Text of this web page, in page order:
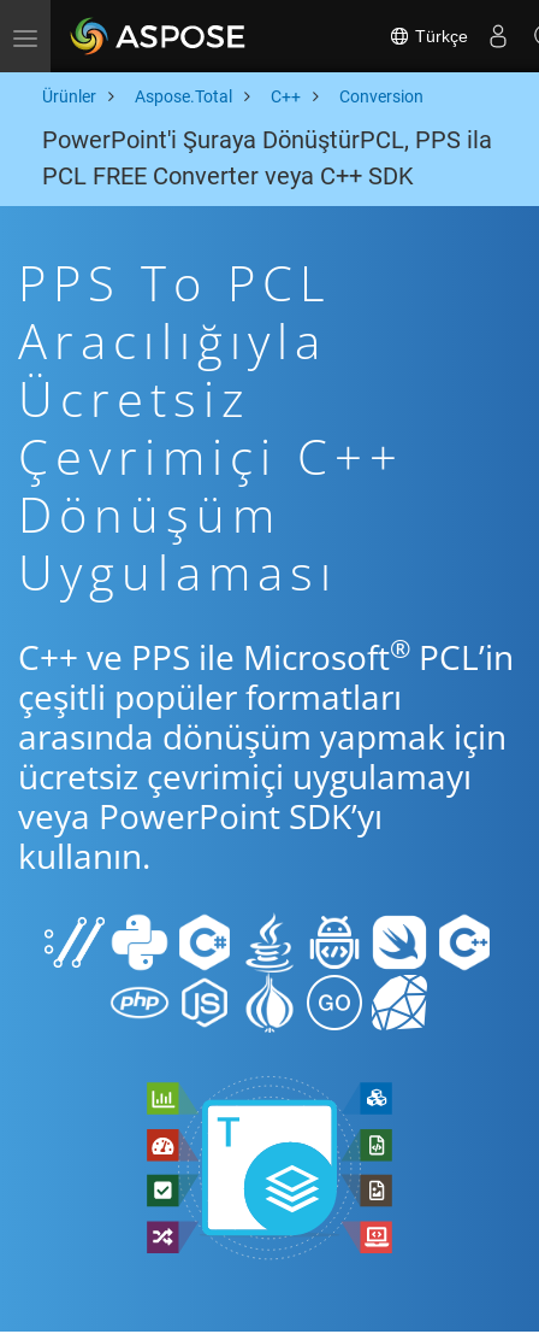
Toggle navigation Türkçe
Ürünler Aspose.Total C++ Conversion
PowerPoint'i Şuraya DönüştürPCL, PPS ila
PCL FREE Converter veya C++ SDK
PPS To PCL
Aracılığıyla
Ücretsiz
Çevrimiçi C++
Dönüşüm
Uygulaması
C++ ve PPS ile Microsoft® PCL’in
çeşitli popüler formatları
arasında dönüşüm yapmak için
ücretsiz çevrimiçi uygulamayı
veya PowerPoint SDK’yı
kullanın.